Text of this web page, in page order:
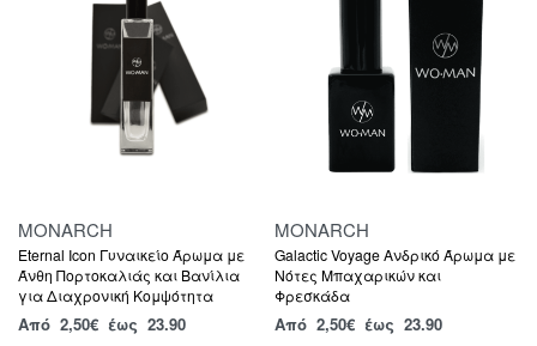
MONARCH
Eternal Icon Γυναικείο Άρωμα με
Άνθη Πορτοκαλιάς και Βανίλια
για Διαχρονική Κομψότητα
Από 2,50€ έως 23.90
MONARCH
Galactic Voyage Ανδρικό Άρωμα με
Νότες Μπαχαρικών και
Φρεσκάδα
Από 2,50€ έως 23.90